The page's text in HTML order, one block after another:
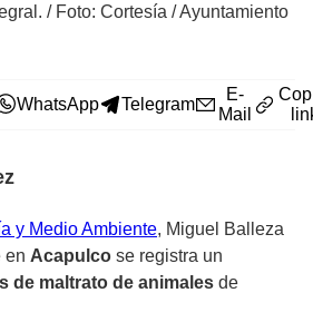
/ Foto: Cortesía / Ayuntamiento
WhatsApp Telegram
E-
Mail
y Medio Ambiente, Miguel Balleza
en Acapulco se registra un
de maltrato de animales de